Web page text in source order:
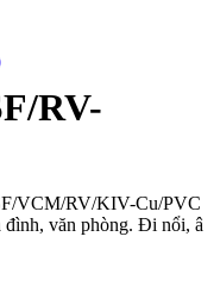
RV-
VCM/RV/KIV-Cu/PVC
đình, văn phòng. Đi nổi, â